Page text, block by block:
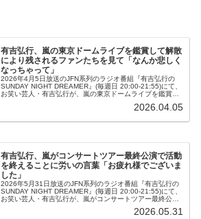
有吉弘行、嵐の東京ドームライブを鑑賞して解散
により残されるファンたちを見て「なんか悲しく
なっちゃって」
2026年4月5日放送のJFN系列のラジオ番組『有吉弘行の
SUNDAY NIGHT DREAMER』(毎週日 20:00-21:55)にて、
お笑い芸人・有吉弘行が、嵐の東京ドームライブを鑑賞し
2026.04.05
有吉弘行、嵐がコンサートツアー最終公演で活動
を終えることに労いの言葉「お疲れ様でございま
した」
2026年5月31日放送のJFN系列のラジオ番組『有吉弘行の
SUNDAY NIGHT DREAMER』(毎週日 20:00-21:55)にて、
お笑い芸人・有吉弘行が、嵐がコンサートツアー最終公演
2026.05.31